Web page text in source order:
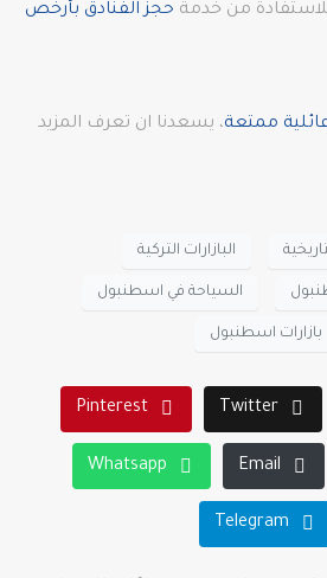
من خدمة حجز الفنادق بأرخص
ممتعة، يسعدنا ان تعرف المزيد
البازارات التركية
السياحة في اسطنبول
بازارات اسطنبول
Twitter
Pinterest
Email
Whatsapp
Telegram